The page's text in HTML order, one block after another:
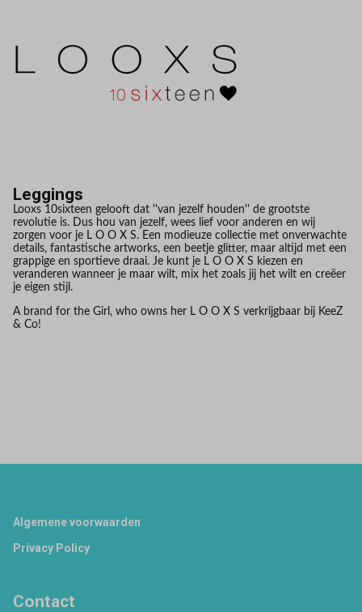
Leggings
Looxs 10sixteen gelooft dat ''van jezelf houden'' de grootste
revolutie is. Dus hou van jezelf, wees lief voor anderen en wij
zorgen voor je L O O X S. Een modieuze collectie met onverwachte
details, fantastische artworks, een beetje glitter, maar altijd met een
grappige en sportieve draai. Je kunt je L O O X S kiezen en
veranderen wanneer je maar wilt, mix het zoals jij het wilt en creëer
je eigen stijl.
A brand for the Girl, who owns her L O O X S verkrijgbaar bij KeeZ
& Co!
Footer
Algemene voorwaarden
Privacy Policy
Contact